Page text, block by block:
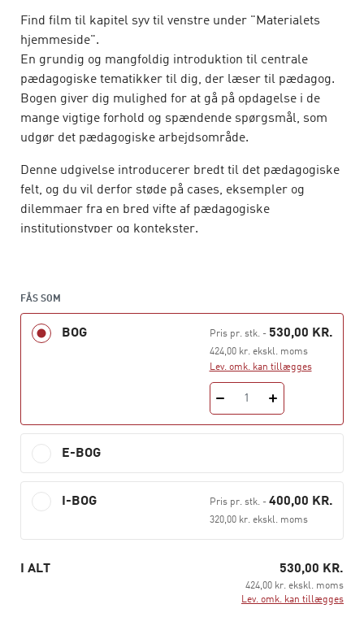
Find film til kapitel syv til venstre under "Materialets
hjemmeside".
En grundig og mangfoldig introduktion til centrale
pædagogiske tematikker til dig, der læser til pædagog.
Bogen giver dig mulighed for at gå på opdagelse i de
mange vigtige forhold og spændende spørgsmål, som
udgør det pædagogiske arbejdsområde.
Denne udgivelse introducerer bredt til det pædagogiske
felt, og du vil derfor støde på cases, eksempler og
dilemmaer fra en bred vifte af pædagogiske
institutionstyper og kontekster.
området, og indeholder emner som:
Pædagogiske miljøer og aktiviteter
Pædagogens praksis og den første praktik
Denne bog er en trykt bog, men den findes også som i-
bog.
FÅS SOM
BOG Pris pr. stk.- 530,00 KR.
424,00 kr. ekskl. moms
Lev. omk. kan tillægges
1
E-BOG
I-BOG Pris pr. stk.- 400,00 KR.
320,00 kr. ekskl. moms
I ALT 530,00 KR.
424,00 kr. ekskl. moms
Lev. omk. kan tillægges